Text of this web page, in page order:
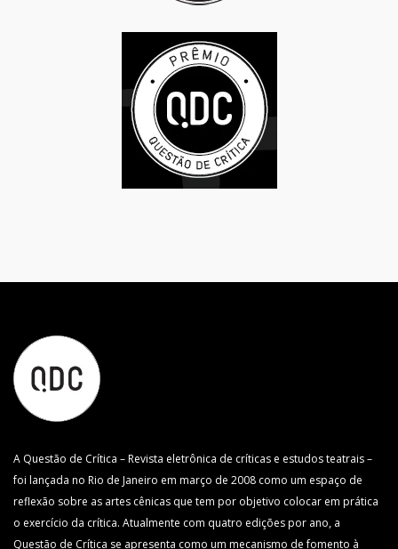
A Questão de Crítica – Revista eletrônica de críticas e estudos teatrais –
foi lançada no Rio de Janeiro em março de 2008 como um espaço de
reflexão sobre as artes cênicas que tem por objetivo colocar em prática
o exercício da crítica. Atualmente com quatro edições por ano, a
Questão de Crítica se apresenta como um mecanismo de fomento à